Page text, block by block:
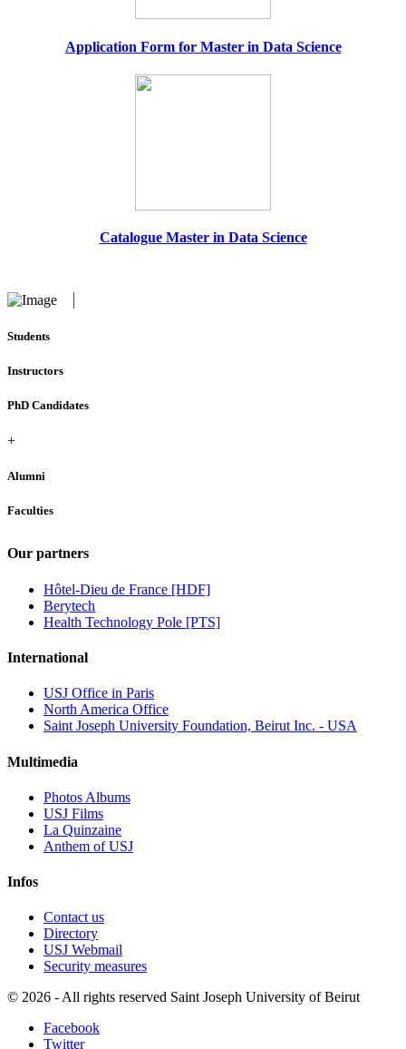
Application Form for Master in Data Science
Catalogue Master in Data Science
Students
Instructors
PhD Candidates
+
Alumni
Faculties
Our partners
Hôtel-Dieu de France [HDF]
Berytech
Health Technology Pole [PTS]
International
USJ Office in Paris
North America Office
Saint Joseph University Foundation, Beirut Inc. - USA
Multimedia
Photos Albums
USJ Films
La Quinzaine
Anthem of USJ
Infos
Contact us
Directory
USJ Webmail
Security measures
© 2026 - All rights reserved Saint Joseph University of Beirut
Facebook
Twitter